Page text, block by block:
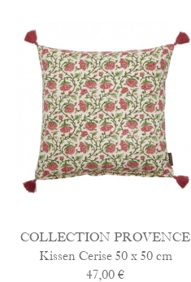
COLLECTION PROVENCE
Kissen Cerise 50 x 50 cm
47,00 €